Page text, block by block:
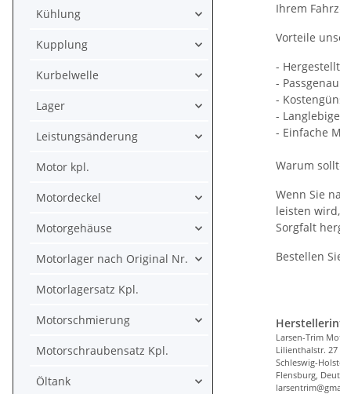
Ihrem
Vorteile
-
- Passgenau
-
-
- Einfache
Warum
Wenn Sie
leisten
Sorgfalt
Bestellen
Larsen-Trim
Lilienthalstr. 27
Schleswig-
Flensburg,
Kühlung
Kupplung
Kurbelwelle
Lager
Leistungsänderung
Motor kpl.
Motordeckel
Motorgehäuse
Motorlager nach Original Nr.
Motorlagersatz Kpl.
Motorschmierung
Motorschraubensatz Kpl.
Öltank